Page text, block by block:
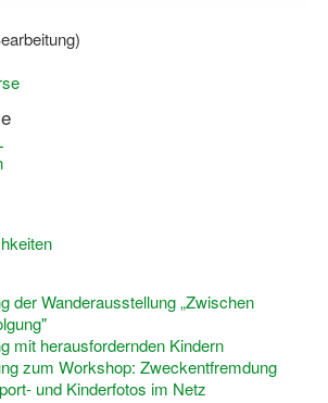
der Wanderausstellung „Zwischen
mit herausfordernden Kindern
zum Workshop: Zweckentfremdung
und Kinderfotos im Netz